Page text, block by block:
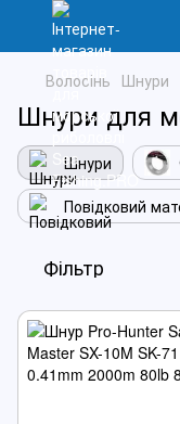
Волосінь Шнури
Шнури для
Шнури
Повідковий
Фільтр